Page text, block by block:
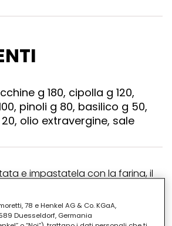
g 180, cipolla g 120,
pinoli g 80, basilico g 50,
olio extravergine, sale
e impastatela con la farina, il
la pasta per un'ora. intanto
leggero frullando g 70 di pinoli e
78 e Henkel AG & Co. KGaA,
Duesseldorf, Germania